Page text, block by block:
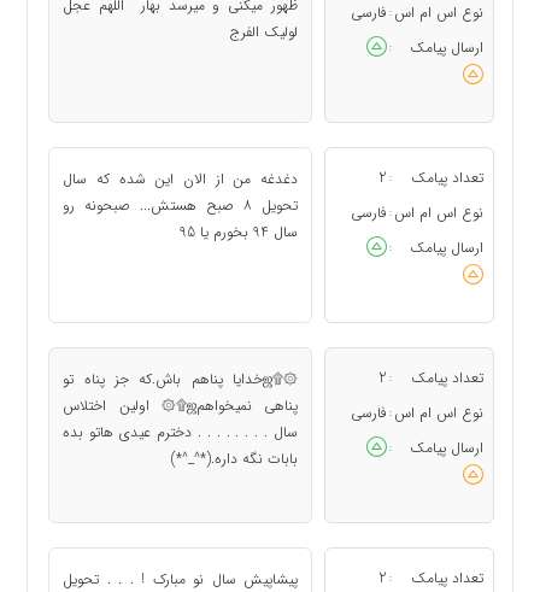
نوع اس ام اس : فارسی
ارسال پیامک
:
ظهور میکنی و میرسد بهار اللهم عجل
لولیک الفرج
تعداد پیامک :
2
نوع اس ام اس : فارسی
ارسال پیامک
:
دغدغه من از الان این شده که سال
تحویل ٨ صبح هستش... صبحونه رو
سال 94 بخورم یا 95
تعداد پیامک :
2
نوع اس ام اس : فارسی
ارسال پیامک
:
۞۩ஜخدایا پناهم باش.که جز پناه تو
پناهی نمیخواهمஜ۩۞ اولین اختلاس
سال . . . . . . . . دخترم عیدی هاتو بده
بابات نگه داره.(*^_^*)
تعداد پیامک :
2
پیشاپیش سال نو مبارک ! . . . تحویل